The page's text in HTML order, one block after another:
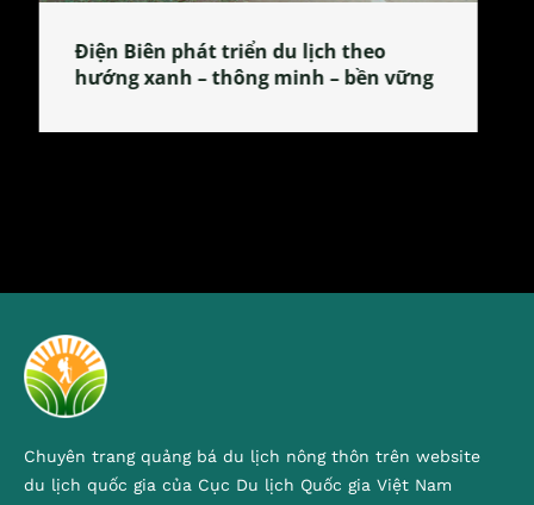
Làng làm bánh tẻ Phú Nhi – nơi lan
tỏa đặc sản xứ Đoài
Chuyên trang quảng bá du lịch nông thôn trên website
du lịch quốc gia của Cục Du lịch Quốc gia Việt Nam